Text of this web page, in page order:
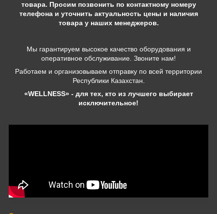
товара. Просим позвонить по контактному номеру
телефона и уточнить актуальность цены и наличия
товара у наших менеджеров.
Мы гарантируем высокое качество оборудования и
оперативное обслуживание. Звоните нам!
Работаем и организовываем отправку по всей территории
Республики Казахстан.
«WELLNESS» - для тех, кто из лучшего выбирает
исключительное!